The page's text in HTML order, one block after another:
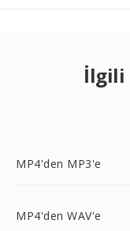
İlgili
MP4'den MP3'e
MP4'den WAV'e